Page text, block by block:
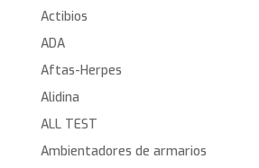
Actibios
ADA
Aftas-Herpes
Alidina
ALL TEST
Ambientadores de armarios